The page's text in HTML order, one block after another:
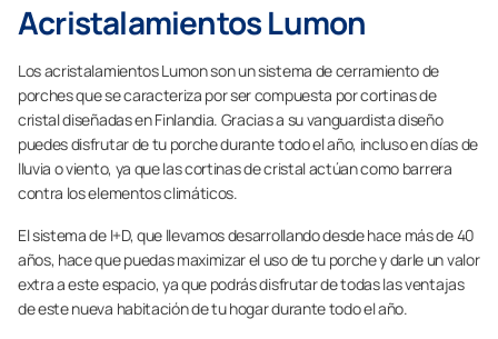
Acristalamientos Lumon
Los acristalamientos Lumon son un sistema de cerramiento de
porches que se caracteriza por ser compuesta por cortinas de
cristal diseñadas en Finlandia. Gracias a su vanguardista diseño
puedes disfrutar de tu porche durante todo el año, incluso en días de
lluvia o viento, ya que las cortinas de cristal actúan como barrera
contra los elementos climáticos.
El sistema de I+D, que llevamos desarrollando desde hace más de 40
años, hace que puedas maximizar el uso de tu porche y darle un valor
extra a este espacio, ya que podrás disfrutar de todas las ventajas
de este nueva habitación de tu hogar durante todo el año.